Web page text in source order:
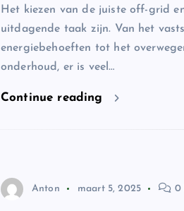
Het kiezen van de juiste off-grid
uitdagende taak zijn. Van het
energiebehoeften tot het
onderhoud, er is veel…
Continue reading
Anton maart 5, 2025 0